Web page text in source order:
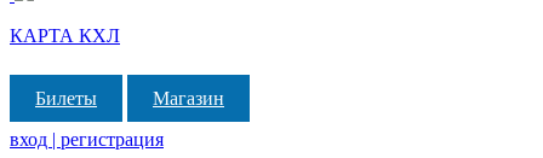
КАРТА КХЛ
Билеты
Магазин
вход | регистрация